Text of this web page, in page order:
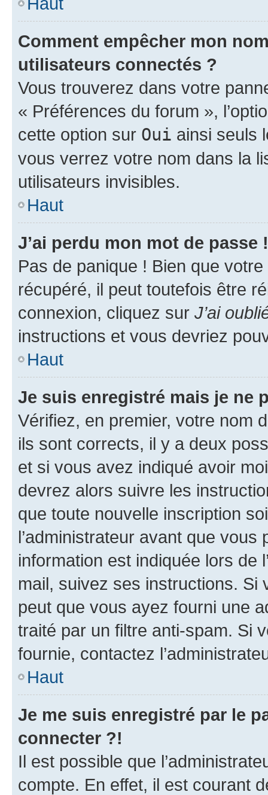
Comment empêcher mon
utilisateurs connectés ?
Vous trouverez dans votre
« Préférences du forum »,
cette option sur Oui ainsi seuls
vous verrez votre nom dans la
utilisateurs invisibles.
Haut
J’ai perdu mon mot de passe !
Pas de panique ! Bien que
récupéré, il peut toutefois être
connexion, cliquez sur J’ai
instructions et vous devriez
Haut
Je suis enregistré mais je ne
Vérifiez, en premier, votre nom
ils sont corrects, il y a deux
et si vous avez indiqué avoir
devrez alors suivre les
que toute nouvelle inscription
l’administrateur avant que
information est indiquée lors de
mail, suivez ses instructions. Si
peut que vous ayez fourni une
traité par un filtre anti-spam. Si
fournie, contactez
Haut
Je me suis enregistré par le
connecter ?!
Il est possible que
compte. En effet, il est courant